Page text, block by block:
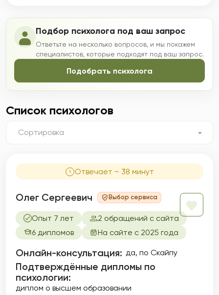
Подбор психолога под ваш запрос
Ответьте на несколько вопросов, и мы покажем
специалистов, которые подходят под ваш запрос.
Подобрать психолога
Список психологов
Сортировка
Отвечает ~ 38 минут
Олег Сергеевич Выбор сервиса
Опыт 7 лет
2 обращений с сайта
6 дипломов
На сайте с 2025 года
Онлайн-консультация: да, по Скайпу
Подтверждённые дипломы по
психологии:
диплом о высшем образовании